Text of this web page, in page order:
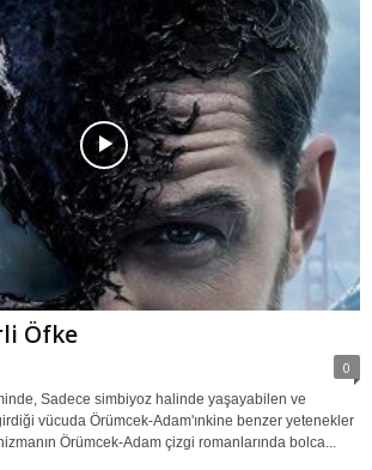
Öfke
0
Sadece simbiyoz halinde yaşayabilen ve
vücuda Örümcek-Adam'ınkine benzer yetenekler
Örümcek-Adam çizgi romanlarında bolca...